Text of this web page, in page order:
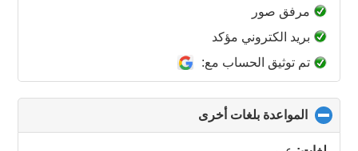
مرفق صور
بريد الكتروني مؤكد
تم توثيق الحساب مع:
المواعدة بلغات أخرى
to